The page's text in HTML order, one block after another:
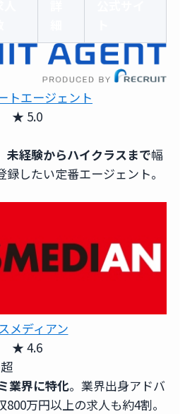
トエージェント
★ 5.0
未経験からハイクラスまで幅
したい定番エージェント。
メディアン
★ 4.6
業界に特化。業界出身アドバ
万円以上の求人も約4割。